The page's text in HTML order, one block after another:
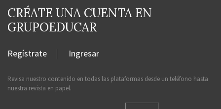
CRÉATE UNA CUENTA EN
GRUPOEDUCAR
Regístrate Ingresar
Revisa nuestro contenido en todas las plataformas desde un teléfono hasta
nuestra revista en papel.